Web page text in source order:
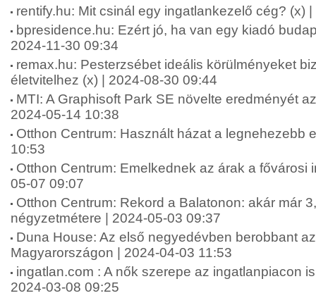
rentify.hu: Mit csinál egy ingatlankezelő cég? (x)
bpresidence.hu: Ezért jó, ha van egy kiadó
2024-11-30 09:34
remax.hu: Pesterzsébet ideális körülményeket
életvitelhez (x) | 2024-08-30 09:44
MTI: A Graphisoft Park SE növelte eredményét
2024-05-14 10:38
Otthon Centrum: Használt házat a legnehezebb
10:53
Otthon Centrum: Emelkednek az árak a fővárosi
05-07 09:07
Otthon Centrum: Rekord a Balatonon: akár már
négyzetmétere | 2024-05-03 09:37
Duna House: Az első negyedévben berobbant
Magyarországon | 2024-04-03 11:53
ingatlan.com : A nők szerepe az ingatlanpiacon
2024-03-08 09:25